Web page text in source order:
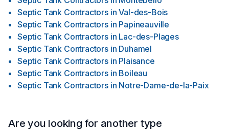
Septic Tank Contractors in Val-des-Bois
Septic Tank Contractors in Papineauville
Septic Tank Contractors in Lac-des-Plages
Septic Tank Contractors in Duhamel
Septic Tank Contractors in Plaisance
Septic Tank Contractors in Boileau
Septic Tank Contractors in Notre-Dame-de-la-Paix
Are you looking for another type